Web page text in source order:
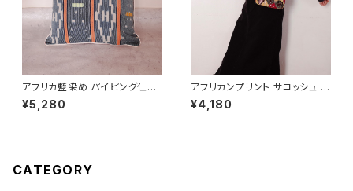
アフリカ藍染め パイピング仕上
げクッションカバー バウレ族
¥5,280
アフリカンプリント サコッシュ pi
nk plants in water
¥4,180
CATEGORY